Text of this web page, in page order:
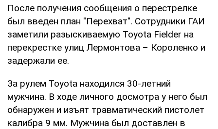
После получения сообщения о перестрелке
был введен план "Перехват". Сотрудники ГАИ
заметили разыскиваемую Toyota Fielder на
перекрестке улиц Лермонтова – Короленко и
задержали ее.
За рулем Toyota находился 30-летний
мужчина. В ходе личного досмотра у него был
обнаружен и изъят травматический пистолет
калибра 9 мм. Мужчина был доставлен в